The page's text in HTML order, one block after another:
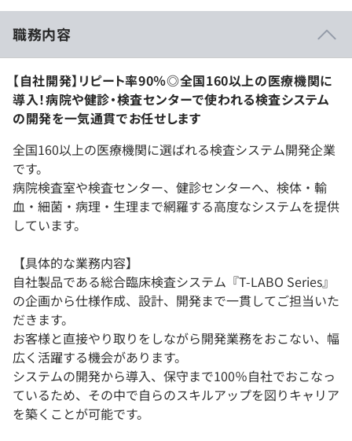
職務内容
【自社開発】リピート率90％◎全国160以上の医療機関に
導入！病院や健診・検査センターで使われる検査システム
の開発を一気通貫でお任せします
全国160以上の医療機関に選ばれる検査システム開発企業
です。
病院検査室や検査センター、健診センターへ、検体・輸
血・細菌・病理・生理まで網羅する高度なシステムを提供
しています。
【具体的な業務内容】
自社製品である総合臨床検査システム『T-LABO Series』
の企画から仕様作成、設計、開発まで一貫してご担当いた
だきます。
お客様と直接やり取りをしながら開発業務をおこない、幅
広く活躍する機会があります。
システムの開発から導入、保守まで100％自社でおこなっ
ているため、その中で自らのスキルアップを図りキャリア
を築くことが可能です。